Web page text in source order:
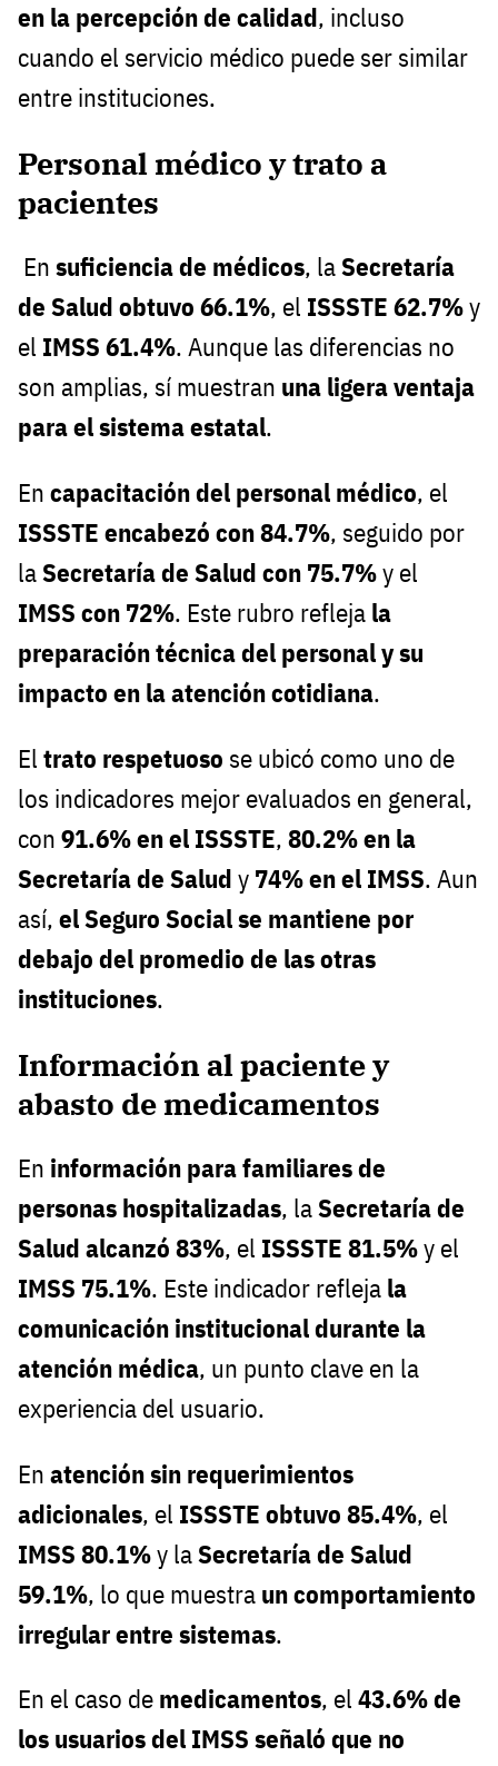
en la percepción de calidad, incluso
cuando el servicio médico puede ser similar
entre instituciones.
Personal médico y trato a
pacientes
En suficiencia de médicos, laSecretaría
de Salud obtuvo 66.1%, el ISSSTE 62.7%y
el IMSS 61.4%. Aunque las diferencias no
son amplias, sí muestran una ligera ventaja
para el sistema estatal.
En capacitación del personal médico, el
ISSSTE encabezó con 84.7%, seguido por
laSecretaría de Salud con 75.7%y el
IMSS con 72%. Este rubro refleja la
preparación técnica del personal y su
impacto en la atención cotidiana.
El trato respetuoso se ubicó como uno de
los indicadores mejor evaluados en general,
con 91.6% en el ISSSTE, 80.2% en la
Secretaría de Salud y 74% en el IMSS. Aun
así, el Seguro Social se mantiene por
debajo del promedio de las otras
instituciones.
Información al paciente y
abasto de medicamentos
En información para familiares de
personas hospitalizadas, laSecretaría de
Salud alcanzó 83%, el ISSSTE 81.5%y el
IMSS 75.1%. Este indicador refleja la
comunicación institucional durante la
atención médica, un punto clave en la
experiencia del usuario.
En atención sin requerimientos
adicionales, el ISSSTE obtuvo 85.4%, el
IMSS 80.1%y laSecretaría de Salud
59.1%, lo que muestra un comportamiento
irregular entre sistemas.
En el caso de medicamentos, el 43.6% de
los usuarios del IMSS señaló que no